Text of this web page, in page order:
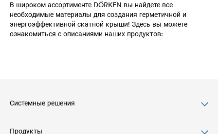
В широком ассортименте DÖRKEN вы найдете все
необходимые материалы для создания герметичной и
энергоэффективной скатной крыши! Здесь вы можете
ознакомиться с описаниями наших продуктов:
Системные решения
Продукты